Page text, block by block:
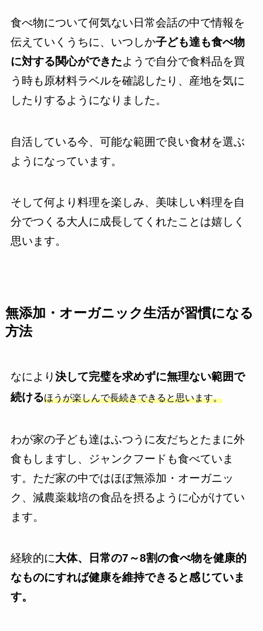
食べ物について何気ない日常会話の中で情報を
伝えていくうちに、いつしか子ども達も食べ物
に対する関心ができたようで自分で食料品を買
う時も原材料ラベルを確認したり、産地を気に
したりするようになりました。
自活している今、可能な範囲で良い食材を選ぶ
ようになっています。
そして何より料理を楽しみ、美味しい料理を自
分でつくる大人に成長してくれたことは嬉しく
思います。
無添加・オーガニック生活が習慣になる
方法
なにより決して完璧を求めずに無理ない範囲で
続けるほうが楽しんで長続きできると思います。
わが家の子ども達はふつうに友だちとたまに外
食もしますし、ジャンクフードも食べていま
す。ただ家の中ではほぼ無添加・オーガニッ
ク、減農薬栽培の食品を摂るように心がけてい
ます。
経験的に大体、日常の7～8割の食べ物を健康的
なものにすれば健康を維持できると感じていま
す。